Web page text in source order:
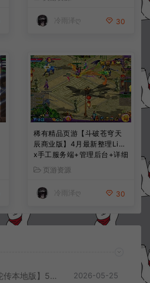
搭建教程
冷雨泽ღ 30
稀有精品页游【斗破苍穹天
辰商业版】4月最新整理Linu
x手工服务端+管理后台+详细
外网搭建教程
页游资源
冷雨泽ღ 30
典藏魔幻RPG页游【白蛇传本地版】5月最新整理Win一键服务端+PC客户端+GM工具+详细搭建教程 2026-05-25